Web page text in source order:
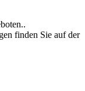
finden Sie auf der